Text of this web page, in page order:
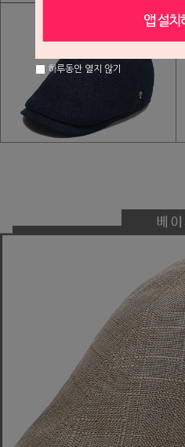
하루동안 열지 않기